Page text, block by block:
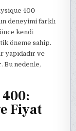
400
deneyimi farklı
kendi
öneme sahip.
yapıdadır ve
nedenle,
Fiyat